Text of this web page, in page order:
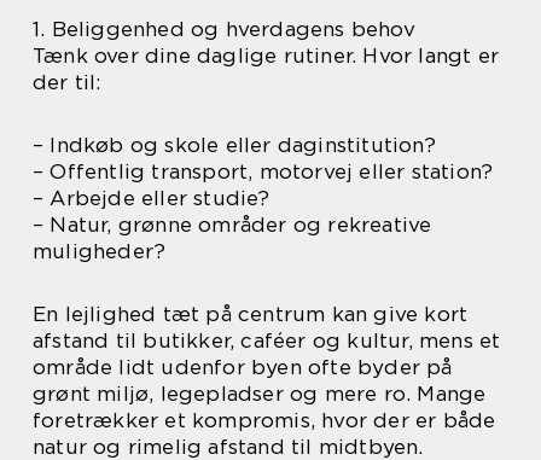
1. Beliggenhed og hverdagens behov
Tænk over dine daglige rutiner. Hvor langt er
der til:
– Indkøb og skole eller daginstitution?
– Offentlig transport, motorvej eller station?
– Arbejde eller studie?
– Natur, grønne områder og rekreative
muligheder?
En lejlighed tæt på centrum kan give kort
afstand til butikker, caféer og kultur, mens et
område lidt udenfor byen ofte byder på
grønt miljø, legepladser og mere ro. Mange
foretrækker et kompromis, hvor der er både
natur og rimelig afstand til midtbyen.